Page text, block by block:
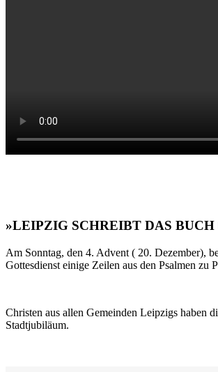
»LEIPZIG SCHREIBT DAS BUCH
Am Sonntag, den 4. Advent ( 20. Dezember),
Gottesdienst einige Zeilen aus den Psalmen zu
Christen aus allen Gemeinden Leipzigs haben
Stadtjubiläum.